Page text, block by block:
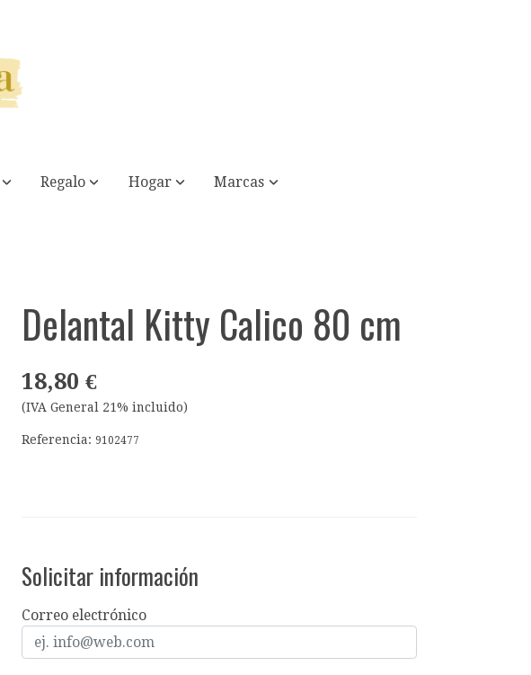
Regalo Hogar Marcas
Delantal Kitty Calico 80 cm
18,80 €
(IVA General 21% incluido)
Referencia:9102477
Solicitar información
Correo electrónico